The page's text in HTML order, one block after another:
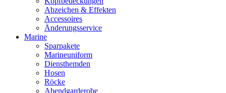
Abzeichen & Effekten
Accessoires
Änderungsservice
Marine
Sparpakete
Marineuniform
Diensthemden
Hosen
Röcke
Abendgarderobe